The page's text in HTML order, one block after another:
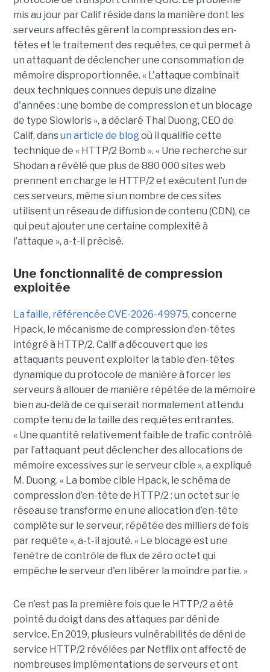
mis au jour par Calif réside dans la manière dont les
serveurs affectés gèrent la compression des en-
têtes et le traitement des requêtes, ce qui permet à
un attaquant de déclencher une consommation de
mémoire disproportionnée. « L'attaque combinait
deux techniques connues depuis une dizaine
d'années : une bombe de compression et un blocage
de type Slowloris », a déclaré Thai Duong, CEO de
Calif, dansun article de blogoù il qualifie cette
technique de « HTTP/2 Bomb ». « Une recherche sur
Shodan a révélé que plus de 880 000 sites web
prennent en charge le HTTP/2 et exécutent l’un de
ces serveurs, même si un nombre de ces sites
utilisent un réseau de diffusion de contenu (CDN), ce
qui peut ajouter une certaine complexité à
l’attaque », a-t-il précisé.
Une fonctionnalité de compression
exploitée
La faille, référencée CVE-2026-49975, concerne
Hpack, le mécanisme de compression d’en-têtes
intégré à HTTP/2. Calif a découvert que les
attaquants peuvent exploiter la table d’en-têtes
dynamique du protocole de manière à forcer les
serveurs à allouer de manière répétée de la mémoire
bien au-delà de ce qui serait normalement attendu
compte tenu de la taille des requêtes entrantes.
« Une quantité relativement faible de trafic contrôlé
par l’attaquant peut déclencher des allocations de
mémoire excessives sur le serveur cible », a expliqué
M. Duong. « La bombe cible Hpack, le schéma de
compression d’en-tête de HTTP/2 : un octet sur le
réseau se transforme en une allocation d’en-tête
complète sur le serveur, répétée des milliers de fois
par requête », a-t-il ajouté. « Le blocage est une
fenêtre de contrôle de flux de zéro octet qui
empêche le serveur d'en libérer la moindre partie. »
Ce n’est pas la première fois que le HTTP/2 a été
pointé du doigt dans des attaques par déni de
service. En 2019, plusieurs vulnérabilités de déni de
service HTTP/2 révélées par Netflix ont affecté de
nombreuses implémentations de serveurs et ont